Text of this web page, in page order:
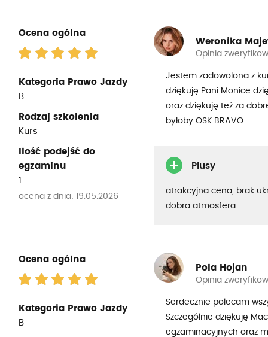
Ocena ogólna
Kategoria Prawo Jazdy
B
Rodzaj szkolenia
Kurs
Ilość podejść do
egzaminu
1
ocena z dnia: 19.05.2026
Weronika
Opinia
Jestem zadowolona z
dziękuję Pani Monice
oraz dziękuję też za
byłoby OSK BRAVO .
Plusy
atrakcyjna cena, brak
dobra atmosfera
Ocena ogólna
Kategoria Prawo Jazdy
B
Pola Hojan
Opinia
Serdecznie polecam
Szczególnie dziękuję
egzaminacyjnych oraz